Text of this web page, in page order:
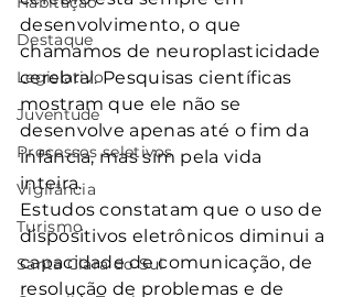
Destaque
Legislativo
Juventude
Processos seletivos
Vigilância
Turismo
Santa Clara do Sul
desenvolvimento, o que
chamamos de neuroplasticidade
cerebral. Pesquisas científicas
mostram que ele não se
desenvolve apenas até o fim da
infância, mas sim pela vida
inteira.
Estudos constatam que o uso de
dispositivos eletrônicos diminui a
capacidade de comunicação, de
resolução de problemas e de